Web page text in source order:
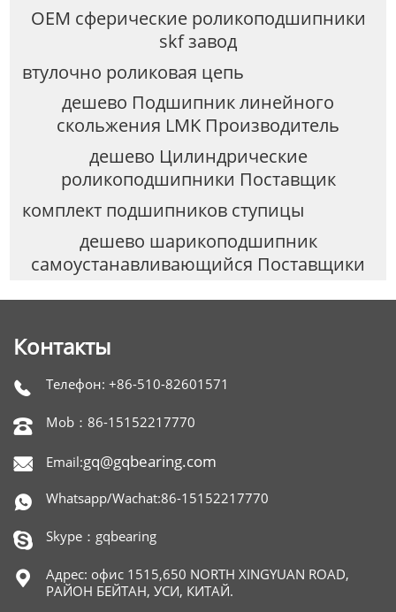
OEM сферические роликоподшипники
skf завод
втулочно роликовая цепь
дешево Подшипник линейного
скольжения LMK Производитель
дешево Цилиндрические
роликоподшипники Поставщик
комплект подшипников ступицы
дешево шарикоподшипник
самоустанавливающийся Поставщики
Контакты
 Телефон: +86-510-82601571
 Mob：86-15152217770
 Email:gq@gqbearing.com
 Whatsapp/Wachat:86-15152217770
 Skype：gqbearing

Адрес: офис 1515,650 NORTH XINGYUAN ROAD,
РАЙОН БЕЙТАН, УСИ, КИТАЙ.